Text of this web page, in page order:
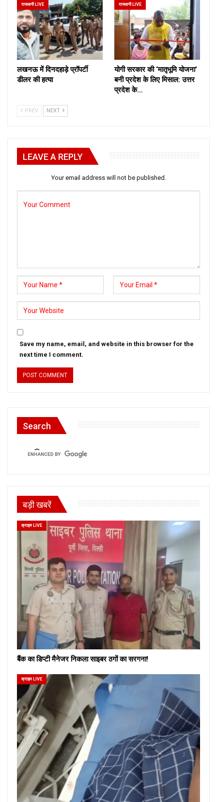
राजधानी LIVE
लखनऊ में दिनदहाड़े प्रॉपर्टी
डीलर की हत्या
राजधानी LIVE
योगी सरकार की ‘मातृभूमि योजना’
बनी प्रदेश के लिए मिसाल: उत्तर
प्रदेश के…
PREV NEXT
LEAVE A REPLY
Your email address will not be published.
Save my name, email, and website in this browser for the
next time I comment.
Search
बड़ी खबरें
क्राइम LIVE
बैंक का डिप्टी मैनेजर निकला साइबर ठगों का सरगना!
क्राइम LIVE